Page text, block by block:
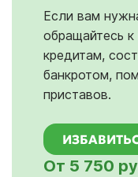
Если вам
обращайтесь
кредитам,
банкротом,
приставов.
От 5 750